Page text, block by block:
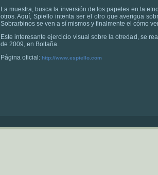
La muestra, busca la inversión de los papeles en la
otros. Aquí, Spiello intenta ser el otro que averigua
Sobrarbinos se ven a sí mismos y finalmente el cómo
Este interesante ejercicio visual sobre la otredad, se
de 2009, en Boltaña.
Página oficial: http://www.espiello.com